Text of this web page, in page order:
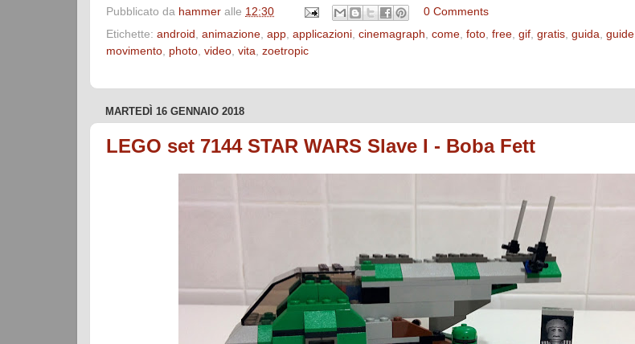
Pubblicato da hammer alle 12:30
0 Comments
Etichette: android animazione app applicazioni cinemagraph come foto free gif gratis guida guide
movimento photo video vita zoetropic
MARTEDÌ 16 GENNAIO 2018
LEGO set 7144 STAR WARS Slave I - Boba Fett